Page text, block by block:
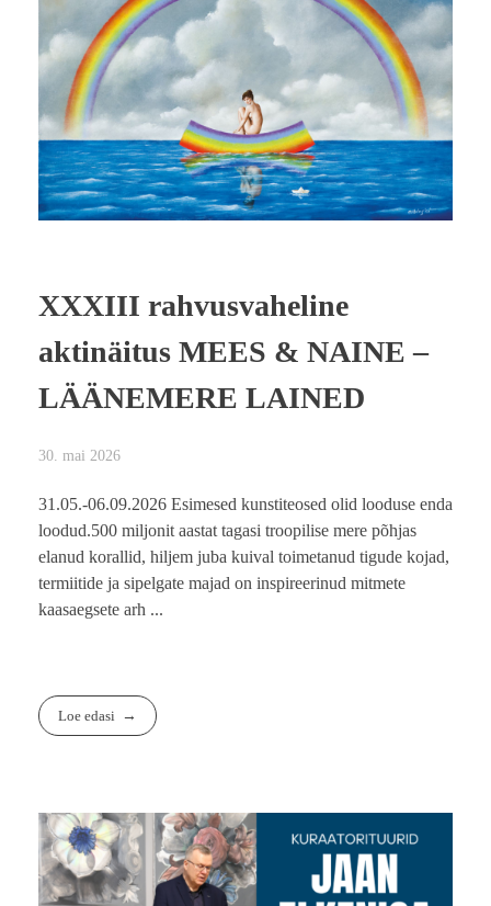
XXXIII rahvusvaheline
aktinäitus MEES & NAINE –
LÄÄNEMERE LAINED
30. mai 2026
31.05.-06.09.2026 Esimesed kunstiteosed olid looduse enda
loodud.500 miljonit aastat tagasi troopilise mere põhjas
elanud korallid, hiljem juba kuival toimetanud tigude kojad,
termiitide ja sipelgate majad on inspireerinud mitmete
kaasaegsete arh ...
Loe edasi